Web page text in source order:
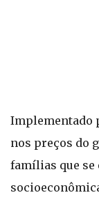
Implementado
nos preços do
famílias que se